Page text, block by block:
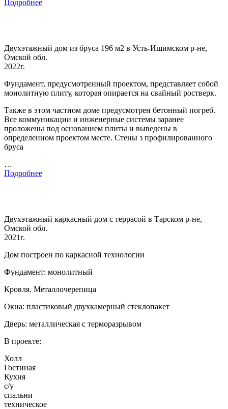
Подробнее
Двухэтажный дом из бруса 196 м2 в Усть-Ишимском р-не,
Омской обл.
2022г.
Фундамент, предусмотренный проектом, представляет собой
монолитную плиту, которая опирается на свайный ростверк.
Также в этом частном доме предусмотрен бетонный погреб.
Все коммуникации и инженерные системы заранее
проложены под основанием плиты и выведены в
определенном проектом месте. Стены з профилированного
бруса
…
Подробнее
Двухэтажный каркасный дом с террасой в Тарском р-не,
Омской обл.
2021г.
Дом построен по каркасной технологии
Фундамент: монолитный
Кровля. Металлочерепица
Окна: пластиковый двухкамерный стеклопакет
Дверь: металлическая с терморазрывом
В проекте:
Холл
Гостиная
Кухня
с/у
спальни
техническое